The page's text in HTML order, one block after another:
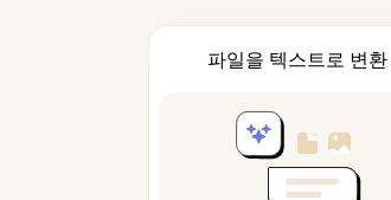
파일을 텍스트로 변환